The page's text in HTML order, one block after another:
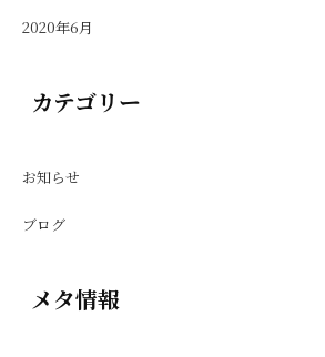
2020年6月
カテゴリー
お知らせ
ブログ
メタ情報